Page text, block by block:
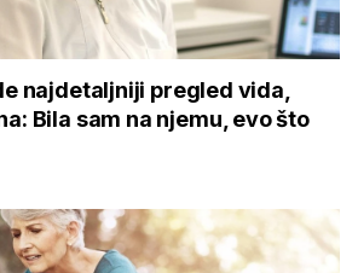
najdetaljniji pregled vida,
Bila sam na njemu, evo što